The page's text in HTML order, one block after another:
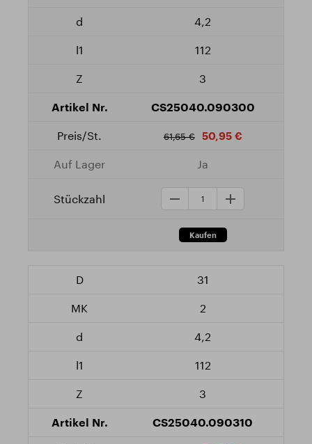
4,2
112
3
CS25040.090300
61,65 € 50,95 €
Ja
31
2
4,2
112
3
CS25040.090310